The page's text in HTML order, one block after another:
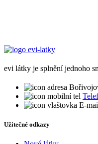
evi látky je splnění jednoho
E-
Užitečné odkazy